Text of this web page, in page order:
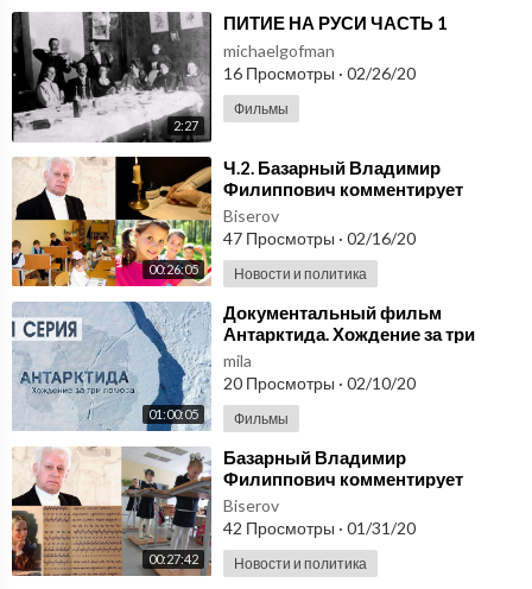
2:27
⁣ПИТИЕ НА РУСИ ЧАСТЬ 1
michaelgofman
16 Просмотры · 02/26/20
Фильмы
00:26:05
⁣Ч.2. Базарный Владимир
Филиппович комментирует
послание Президента 2020.
Здоровые дети. Часть 2
Biserov
47 Просмотры · 02/16/20
Новости и политика
01:00:05
⁣Документальный фильм
Антарктида. Хождение за три
полюса. Часть 1
mila
20 Просмотры · 02/10/20
Фильмы
00:27:42
⁣Базарный Владимир
Филиппович комментирует
послание Президента 2020.
Здоровые дети. Часть 1
Biserov
42 Просмотры · 01/31/20
Новости и политика